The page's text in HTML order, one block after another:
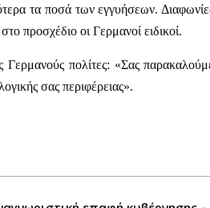
τα ποσά των εγγυήσεων. Διαφωνίες
προσχέδιο οι Γερμανοί ειδικοί.
πολίτες: «Σας
σας περιφέρειας».